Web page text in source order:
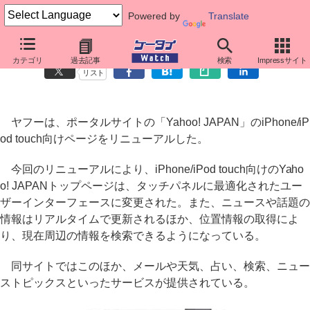
Powered by Translate
カテゴリ 過去記事 検索 Impressサイト
Yahoo! JAPANのiPhone向けページがリニューアル
リスト
ヤフーは、ポータルサイトの「Yahoo! JAPAN」のiPhone/iP
od touch向けページをリニューアルした。
今回のリニューアルにより、iPhone/iPod touch向けのYaho
o! JAPANトップページは、タッチパネルに最適化されたユー
ザーインターフェースに変更された。また、ニュースや話題の
情報はリアルタイムで更新されるほか、位置情報の取得によ
り、現在周辺の情報を検索できるようになっている。
同サイトではこのほか、メールや天気、占い、検索、ニュー
ストピックスといったサービスが提供されている。